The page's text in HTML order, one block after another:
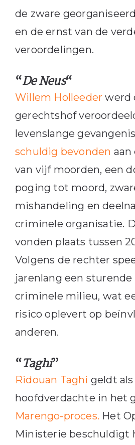
de zware
en de ernst van de
veroordelingen.
“De Neus“
Willem Holleeder werd
gerechtshof
levenslange
schuldig bevonden
van vijf moorden, een
poging tot moord,
mishandeling en
criminele organisatie.
vonden plaats tussen
Volgens de rechter
jarenlang een
criminele milieu, wat
risico oplevert op
anderen.
“Taghi”
Ridouan Taghi geldt als
hoofdverdachte in het
Marengo-proces. Het
Ministerie beschuldigt